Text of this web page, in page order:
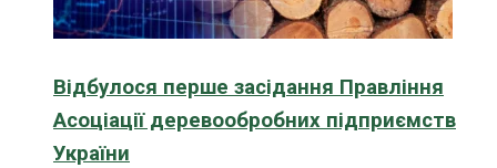
Відбулося перше засідання Правління
Асоціації деревообробних підприємств
України